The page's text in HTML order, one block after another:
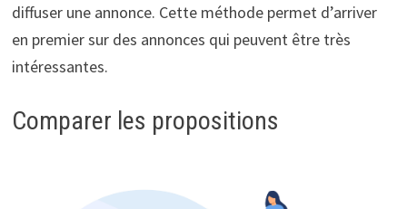
diffuser une annonce. Cette méthode permet d’arriver
en premier sur des annonces qui peuvent être très
intéressantes.
Comparer les propositions